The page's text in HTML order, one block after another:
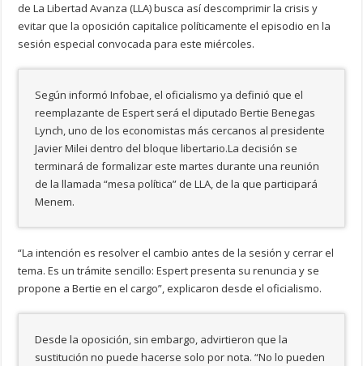
de La Libertad Avanza (LLA) busca así descomprimir la crisis y
evitar que la oposición capitalice políticamente el episodio en la
sesión especial convocada para este miércoles.
Según informó Infobae, el oficialismo ya definió que el
reemplazante de Espert será el diputado Bertie Benegas
Lynch, uno de los economistas más cercanos al presidente
Javier Milei dentro del bloque libertario.La decisión se
terminará de formalizar este martes durante una reunión
de la llamada “mesa política” de LLA, de la que participará
Menem.
“La intención es resolver el cambio antes de la sesión y cerrar el
tema. Es un trámite sencillo: Espert presenta su renuncia y se
propone a Bertie en el cargo”, explicaron desde el oficialismo.
Desde la oposición, sin embargo, advirtieron que la
sustitución no puede hacerse solo por nota. “No lo pueden